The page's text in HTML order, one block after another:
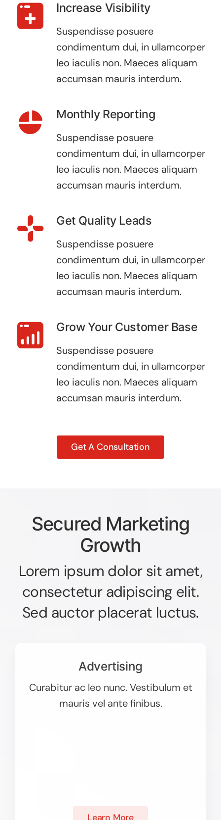
Increase Visibility
Suspendisse posuere
condimentum dui, in ullamcorper
leo iaculis non. Maeces aliquam
accumsan mauris interdum.
Monthly Reporting
Suspendisse posuere
condimentum dui, in ullamcorper
leo iaculis non. Maeces aliquam
accumsan mauris interdum.
Get Quality Leads
Suspendisse posuere
condimentum dui, in ullamcorper
leo iaculis non. Maeces aliquam
accumsan mauris interdum.
Grow Your Customer Base
Suspendisse posuere
condimentum dui, in ullamcorper
leo iaculis non. Maeces aliquam
accumsan mauris interdum.
Get A Consultation
Secured Marketing
Growth
Lorem ipsum dolor sit amet,
consectetur adipiscing elit.
Sed auctor placerat luctus.
Advertising
Curabitur ac leo nunc. Vestibulum et
mauris vel ante finibus.
Learn More